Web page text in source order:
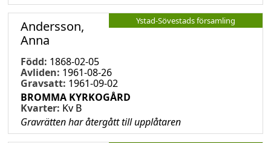
Ystad-Sövestads församling
Andersson,
Anna
Född: 1868-02-05
Avliden: 1961-08-26
Gravsatt: 1961-09-02
BROMMA KYRKOGÅRD
Kvarter: Kv B
Gravrätten har återgått till upplåtaren